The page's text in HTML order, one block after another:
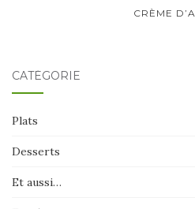
CRÈME
CATÉGORIE
Plats
Desserts
Et aussi…